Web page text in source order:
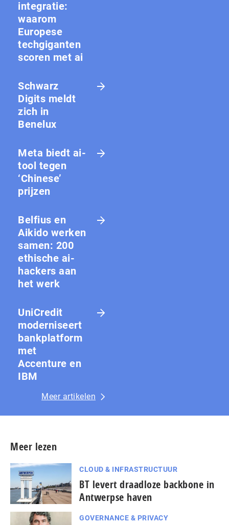
integratie:
waarom
Europese
techgiganten
scoren met ai
Schwarz
Digits meldt
zich in
Benelux
Meta biedt ai-
tool tegen
‘Chinese’
prijzen
Belfius en
Aikido werken
samen: 200
ethische ai-
hackers aan
het werk
UniCredit
moderniseert
bankplatform
met
Accenture en
IBM
Meer artikelen
Meer lezen
CLOUD & INFRASTRUCTUUR
BT levert draadloze backbone in
Antwerpse haven
GOVERNANCE & PRIVACY